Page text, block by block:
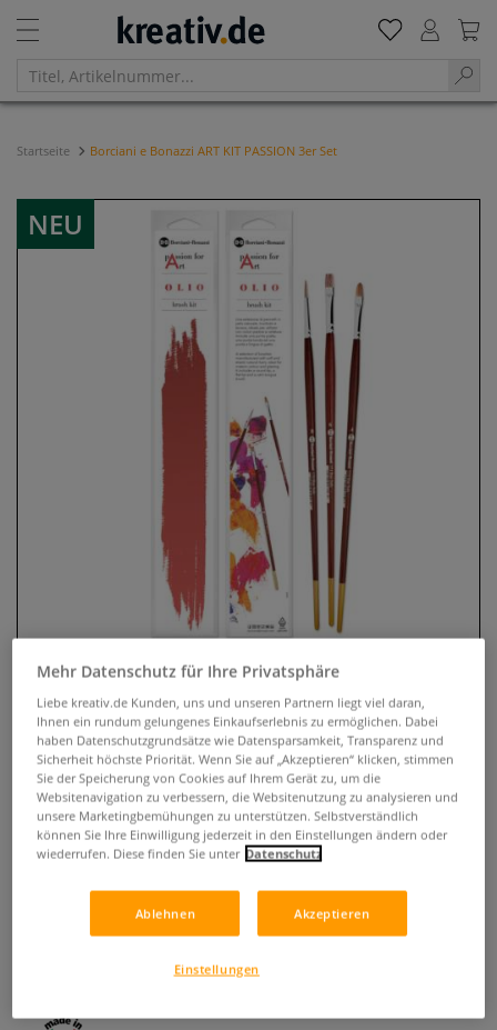
Startseite Borciani e Bonazzi ART KIT PASSION 3er Set
NEU
Borciani e Bonazzi ART KIT
PASSION 3er Set
0 Bewertungen
Die ART KIT PASSION Serie von Borciani e Bonazzi im 3er Set
bietet eine vielseitige Grundausstattung für
unterschiedliche kreative Anwendungen – von feiner
Miniaturmalerei bis hin zu großflächigen Acryl- und
Mehr
Mehr Datenschutz für Ihre Privatsphäre
Liebe kreativ.de Kunden, uns und unseren Partnern liegt viel daran,
Ihnen ein rundum gelungenes Einkaufserlebnis zu ermöglichen. Dabei
haben Datenschutzgrundsätze wie Datensparsamkeit, Transparenz und
Sicherheit höchste Priorität. Wenn Sie auf „Akzeptieren“ klicken, stimmen
Sie der Speicherung von Cookies auf Ihrem Gerät zu, um die
Websitenavigation zu verbessern, die Websitenutzung zu analysieren und
unsere Marketingbemühungen zu unterstützen. Selbstverständlich
können Sie Ihre Einwilligung jederzeit in den Einstellungen ändern oder
wiederrufen. Diese finden Sie unter Datenschutz
Ablehnen Akzeptieren
Einstellungen